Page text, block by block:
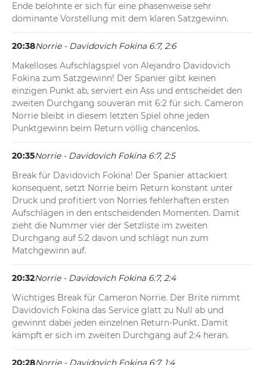
Ende belohnte er sich für eine phasenweise sehr
dominante Vorstellung mit dem klaren Satzgewinn.
20:38Norrie - Davidovich Fokina 6:7, 2:6
Makelloses Aufschlagspiel von Alejandro Davidovich
Fokina zum Satzgewinn! Der Spanier gibt keinen
einzigen Punkt ab, serviert ein Ass und entscheidet den
zweiten Durchgang souverän mit 6:2 für sich. Cameron
Norrie bleibt in diesem letzten Spiel ohne jeden
Punktgewinn beim Return völlig chancenlos.
20:35Norrie - Davidovich Fokina 6:7, 2:5
Break für Davidovich Fokina! Der Spanier attackiert
konsequent, setzt Norrie beim Return konstant unter
Druck und profitiert von Norries fehlerhaften ersten
Aufschlägen in den entscheidenden Momenten. Damit
zieht die Nummer vier der Setzliste im zweiten
Durchgang auf 5:2 davon und schlägt nun zum
Matchgewinn auf.
20:32Norrie - Davidovich Fokina 6:7, 2:4
Wichtiges Break für Cameron Norrie. Der Brite nimmt
Davidovich Fokina das Service glatt zu Null ab und
gewinnt dabei jeden einzelnen Return-Punkt. Damit
kämpft er sich im zweiten Durchgang auf 2:4 heran.
20:28Norrie - Davidovich Fokina 6:7, 1:4